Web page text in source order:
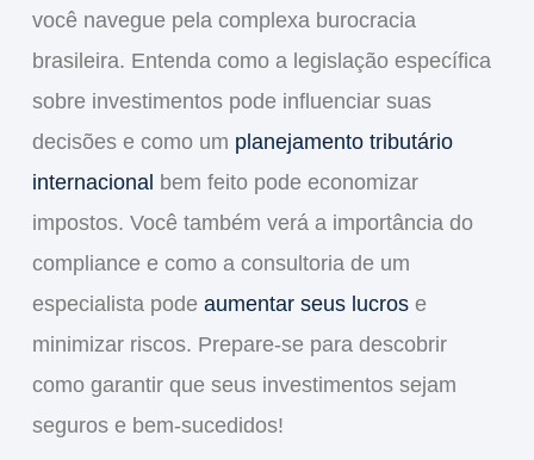
você navegue pela complexa burocracia
brasileira. Entenda como a legislação específica
sobre investimentos pode influenciar suas
decisões e como um planejamento tributário
internacional bem feito pode economizar
impostos. Você também verá a importância do
compliancee como a consultoria de um
especialista pode aumentar seus lucrose
minimizar riscos. Prepare-se para descobrir
como garantir que seus investimentos sejam
seguros e bem-sucedidos!